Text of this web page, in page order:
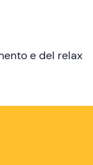
e del relax